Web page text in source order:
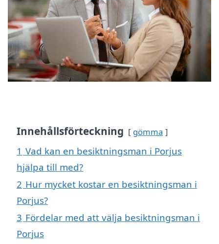
Innehållsförteckning gömma
1 Vad kan en besiktningsman i Porjus
hjälpa till med?
2 Hur mycket kostar en besiktningsman i
Porjus?
3 Fördelar med att välja besiktningsman i
Porjus